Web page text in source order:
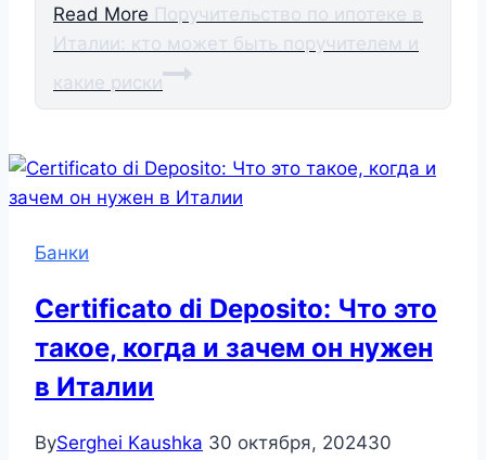
Read More Поручительство по ипотеке в
Италии: кто может быть поручителем и
какие риски
Банки
Certificato di Deposito: Что это
такое, когда и зачем он нужен
в Италии
BySerghei Kaushka 30 октября, 202430